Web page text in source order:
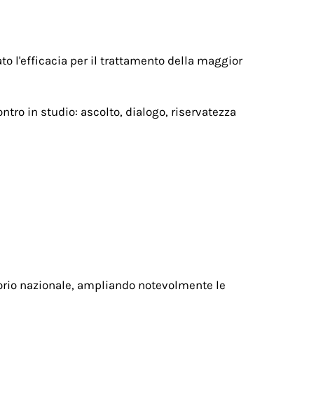
l'efficacia per il trattamento della maggior
in studio: ascolto, dialogo, riservatezza
nazionale, ampliando notevolmente le